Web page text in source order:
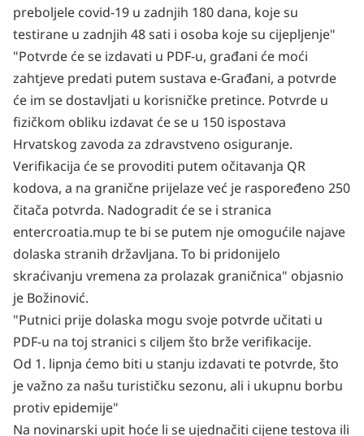
preboljele covid-19 u zadnjih 180 dana, koje su
testirane u zadnjih 48 sati i osoba koje su cijepljenje"
"Potvrde će se izdavati u PDF-u, građani će moći
zahtjeve predati putem sustava e-Građani, a potvrde
će im se dostavljati u korisničke pretince. Potvrde u
fizičkom obliku izdavat će se u 150 ispostava
Hrvatskog zavoda za zdravstveno osiguranje.
Verifikacija će se provoditi putem očitavanja QR
kodova, a na granične prijelaze već je raspoređeno 250
čitača potvrda. Nadogradit će se i stranica
entercroatia.mup te bi se putem nje omogućile najave
dolaska stranih državljana. To bi pridonijelo
skraćivanju vremena za prolazak graničnica" objasnio
je Božinović.
"Putnici prije dolaska mogu svoje potvrde učitati u
PDF-u na toj stranici s ciljem što brže verifikacije.
Od 1. lipnja ćemo biti u stanju izdavati te potvrde, što
je važno za našu turističku sezonu, ali i ukupnu borbu
protiv epidemije"
Na novinarski upit hoće li se ujednačiti cijene testova ili